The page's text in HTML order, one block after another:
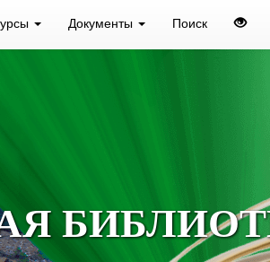
Документы Поиск